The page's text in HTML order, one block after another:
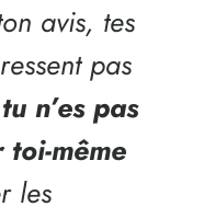
avis, tes
pas
tu n’es pas
même
les